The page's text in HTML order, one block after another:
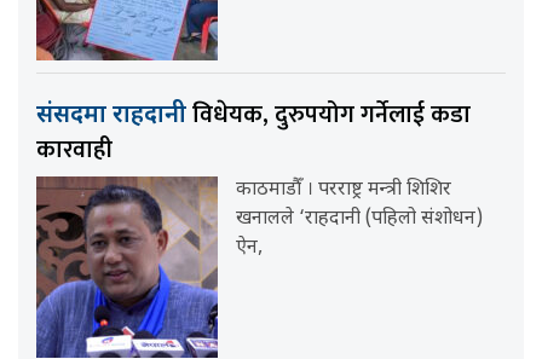
संसदमा राहदानीविधेयक, दुरुपयोग गर्नेलाई कडा
कारवाही
काठमाडौँ । परराष्ट्र मन्त्री शिशिर
खनालले ‘राहदानी (पहिलो संशोधन)
ऐन,